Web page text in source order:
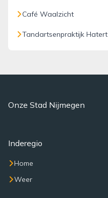
Café Waalzicht
Tandartsenpraktijk Hatert
Onze Stad Nijmegen
Inderegio
Home
Weer